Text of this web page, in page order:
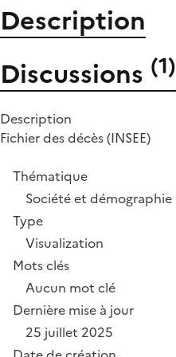
Description
Discussions (1)
Description
Fichier des décès (INSEE)
Thématique
Société et démographie
Type
Visualization
Mots clés
Aucun mot clé
Dernière mise à jour
25 juillet 2025